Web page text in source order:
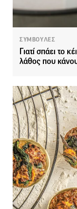
ΣΥΜΒΟΥΛΕΣ
Γιατί σπάει το
λάθος που